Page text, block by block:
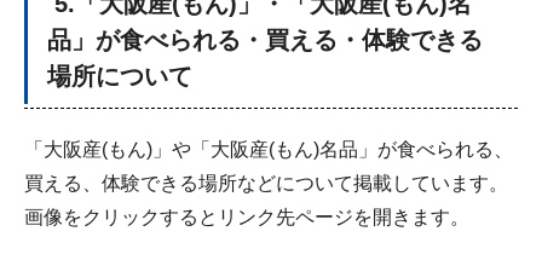
品」が食べられる・買える・体験できる
場所について
「大阪産(もん)」や「大阪産(もん)名品」が食べられる、
買える、体験できる場所などについて掲載しています。
画像をクリックするとリンク先ページを開きます。